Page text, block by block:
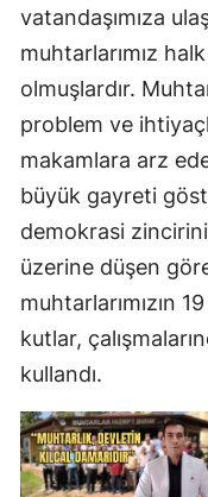
vatandaşımıza
muhtarlarımız
olmuşlardır.
problem ve
makamlara arz
büyük gayreti
demokrasi
üzerine düşen
muhtarlarımızın
kutlar,
kullandı.